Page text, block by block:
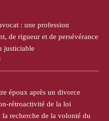
: une profession
de rigueur et de persévérance
justiciable
époux après un divorce
rétroactivité de la loi
recherche de la volonté du